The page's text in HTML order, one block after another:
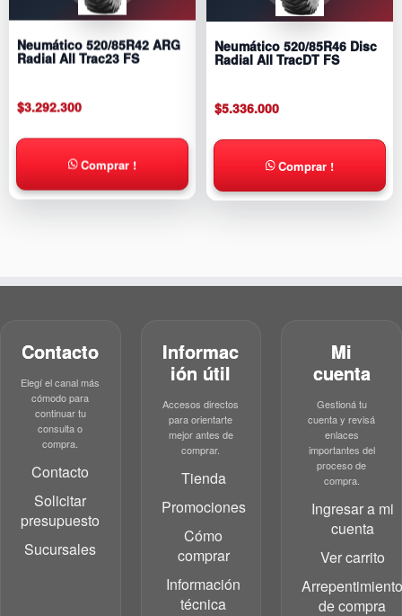
Neumático 520/85R42 ARG
Radial All Trac23 FS
$3.292.300
Comprar !
Neumático 520/85R46 Disc
Radial All TracDT FS
$5.336.000
Comprar !
Contacto
Elegí el canal más
cómodo para
continuar tu
consulta o
compra.
Contacto
Solicitar
presupuesto
Sucursales
Informac
ión útil
Accesos directos
para orientarte
mejor antes de
comprar.
Tienda
Promociones
Cómo
comprar
Información
técnica
Mi
cuenta
Gestioná tu
cuenta y revisá
enlaces
importantes del
proceso de
compra.
Ingresar a mi
cuenta
Ver carrito
de compra